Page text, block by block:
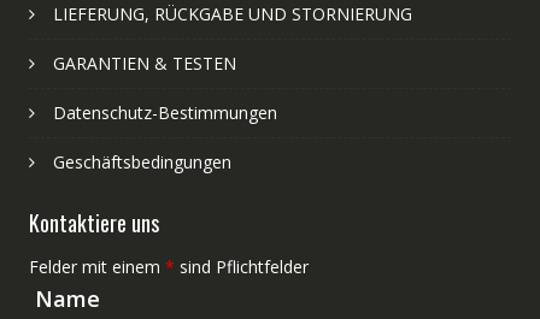
LIEFERUNG, RÜCKGABE UND STORNIERUNG
GARANTIEN & TESTEN
Datenschutz-Bestimmungen
Geschäftsbedingungen
Kontaktiere uns
Felder mit einem * sind Pflichtfelder
Name